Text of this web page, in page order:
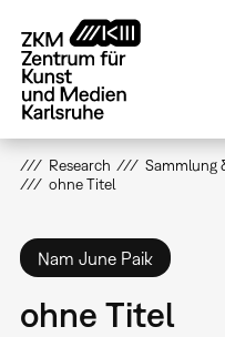
zum
Inhalt
Research Sammlung
ohne Titel
Nam June Paik
ohne Titel